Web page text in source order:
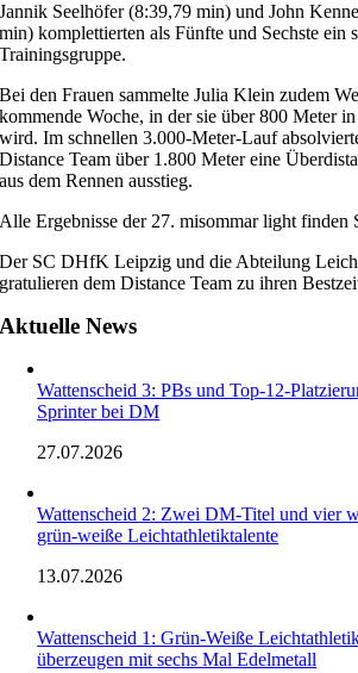
Jannik Seelhöfer (8:39,79 min) und John
min) komplettierten als Fünfte und Sechste ein
Trainingsgruppe.
Bei den Frauen sammelte Julia Klein zudem
kommende Woche, in der sie über 800 Meter
wird. Im schnellen 3.000-Meter-Lauf
Distance Team über 1.800 Meter eine
aus dem Rennen ausstieg.
Alle Ergebnisse der 27. misommar light finden
Der SC DHfK Leipzig und die Abteilung
gratulieren dem Distance Team zu ihren
Aktuelle News
Wattenscheid 3: PBs und Top-12-
Sprinter bei DM
27.07.2026
Wattenscheid 2: Zwei DM-Titel und vier
grün-weiße Leichtathletiktalente
13.07.2026
Wattenscheid 1: Grün-Weiße
überzeugen mit sechs Mal Edelmetall